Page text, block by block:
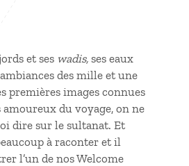
et ses wadis, ses eaux
des mille et une
premières images connues
du voyage, on ne
dire sur le sultanat. Et
à raconter et il
l’un de nos Welcome